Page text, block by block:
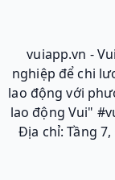
vuiapp.vn -
nghiệp để chi
lao động với
lao động Vui"
Địa chỉ: Tầng